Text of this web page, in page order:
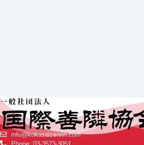
info@kokusaizenrin.com